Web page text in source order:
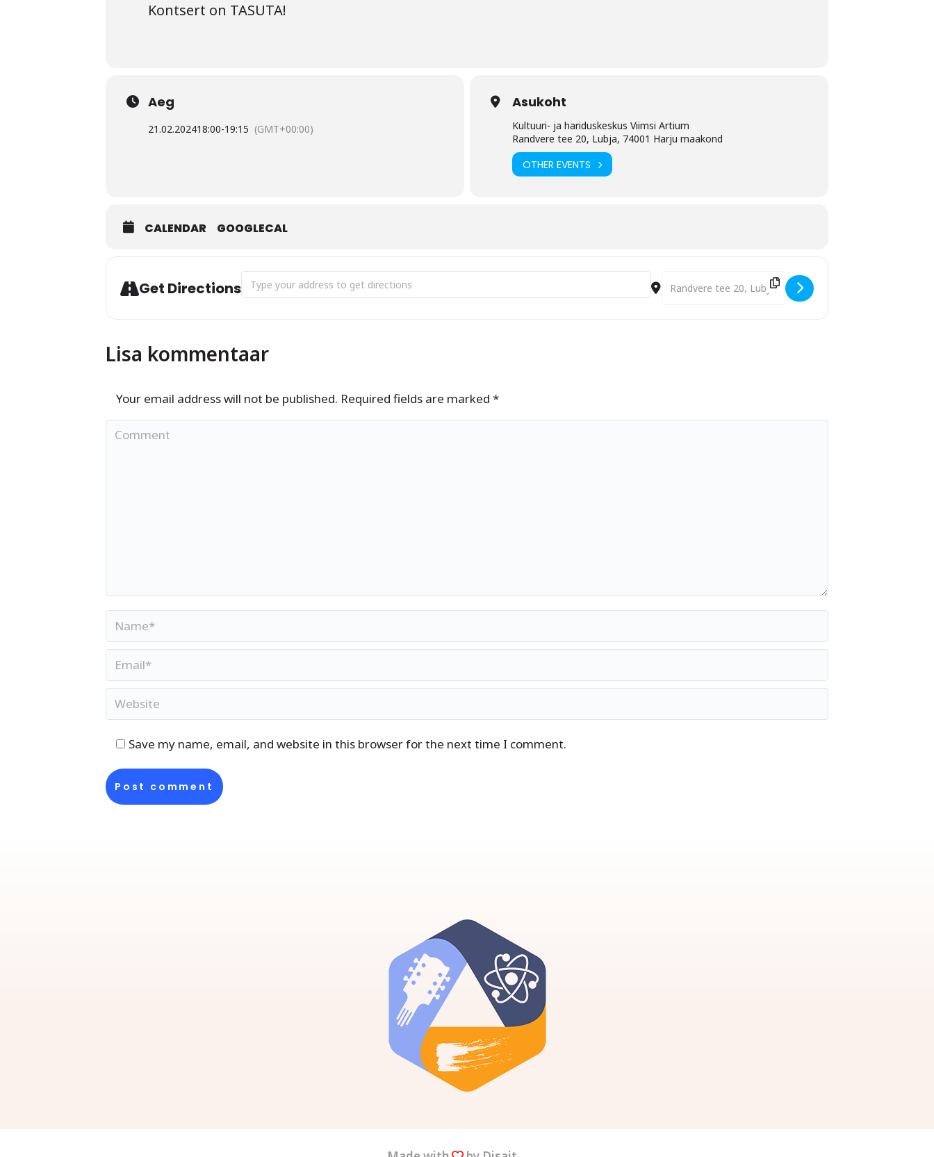
Kontsert on TASUTA!
Aeg
21.02.202418:00-19:15 (GMT+00:00)
Asukoht
Kultuuri- ja hariduskeskus Viimsi Artium
Randvere tee 20, Lubja, 74001 Harju maakond
OTHER EVENTS
CALENDAR GOOGLECAL
Get Directions Address - Eesti Vabariigi aastapäeva kontsert [y2bxKFRP4] Destination Address - Eesti Vabariigi aastapäeva kontsert
Lisa kommentaar
Your email address will not be published. Required fields are marked *
Comment
Name *
Email *
Website
Save my name, email, and website in this browser for the next time I comment.
Post comment